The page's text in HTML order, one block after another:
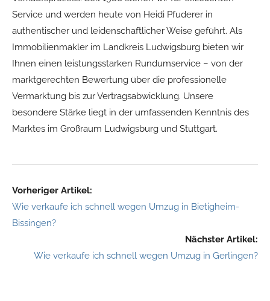
Service und werden heute von Heidi Pfuderer in
authentischer und leidenschaftlicher Weise geführt. Als
Immobilienmakler im Landkreis Ludwigsburg bieten wir
Ihnen einen leistungsstarken Rundumservice – von der
marktgerechten Bewertung über die professionelle
Vermarktung bis zur Vertragsabwicklung. Unsere
besondere Stärke liegt in der umfassenden Kenntnis des
Marktes im Großraum Ludwigsburg und Stuttgart.
Vorheriger Artikel:
Wie verkaufe ich schnell wegen Umzug in Bietigheim-
Bissingen?
Nächster Artikel:
Wie verkaufe ich schnell wegen Umzug in Gerlingen?